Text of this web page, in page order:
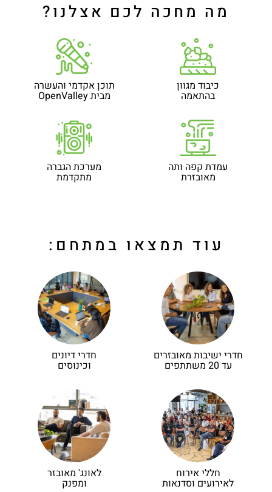
מה מחכה לכם אצלנו?
כיבוד מגוון
בהתאמה
תוכן אקדמי והעשרה
מבית OpenValley
עמדת קפה ותה
מאובזרת
מערכת הגברה
מתקדמת
עוד תמצאו במתחם:
חדרי ישיבות מאובזרים
עד 20 משתתפים
חדרי דיונים
וכינוסים
חללי אירוח
לאירועים וסדנאות
לאונג' מאובזר
ומפנק